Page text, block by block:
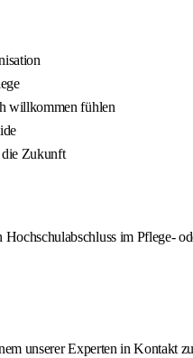
willkommen fühlen
die Zukunft
im Pflege-
unserer Experten in Kontakt